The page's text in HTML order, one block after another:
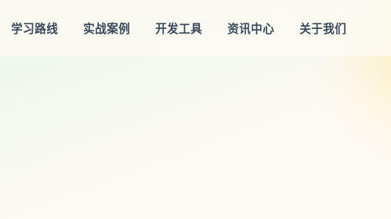
学习路线 实战案例 开发工具 资讯中心 关于我们